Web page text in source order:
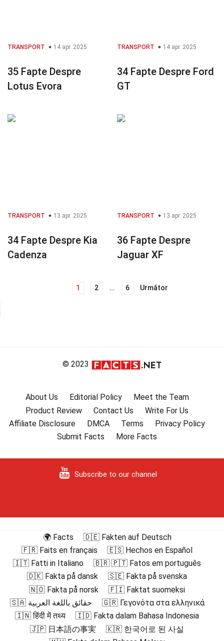
TRANSPORT 14 apr. 2025
35 Fapte Despre
Lotus Evora
TRANSPORT 14 apr. 2025
34 Fapte Despre Ford
GT
TRANSPORT 13 apr. 2025
34 Fapte Despre Kia
Cadenza
TRANSPORT 13 apr. 2025
36 Fapte Despre
Jaguar XF
1 2 … 6 Următor
© 2023
About Us Editorial Policy
Meet the Team
Product Review
Contact Us
Write For Us
Affiliate Disclosure
DMCA Terms
Privacy Policy
Submit Facts
More Facts
Subscribe to our channel
🌍 Facts
🇩🇪 Fakten auf Deutsch
🇫🇷 Faits en français
🇪🇸 Hechos en Español
🇮🇹 Fatti in Italiano
🇧🇷 🇵🇹 Fatos em português
🇩🇰 Fakta på dansk
🇸🇪 Fakta på svenska
🇳🇴 Fakta på norsk
🇫🇮 Faktat suomeksi
🇸🇦 حقائق باللغة العربية
🇬🇷 Γεγονότα στα ελληνικά
🇮🇳 हिंदी में तथ्य
🇮🇩 Fakta dalam Bahasa Indonesia
🇯🇵 日本語の事実
🇰🇷 한국어로 된 사실